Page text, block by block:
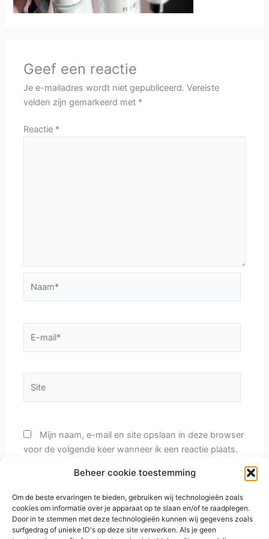
Beheer cookie toestemming
Om de beste ervaringen te bieden, gebruiken wij technologieën zoals
cookies om informatie over je apparaat op te slaan en/of te raadplegen.
Door in te stemmen met deze technologieën kunnen wij gegevens zoals
surfgedrag of unieke ID's op deze site verwerken. Als je geen
Geef een reactie
Je e-mailadres wordt niet gepubliceerd. Vereiste
velden zijn gemarkeerd met *
Reactie *
mail*
Mijn naam, e-mail en site opslaan in deze browser
voor de volgende keer wanneer ik een reactie plaats.
Vul een antwoord in in cijfers:
vier × 4 =